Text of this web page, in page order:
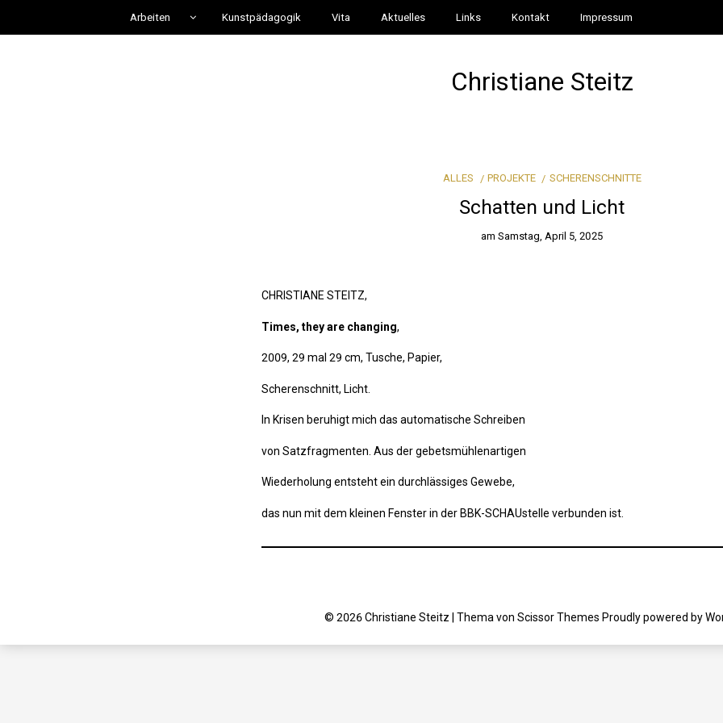
Arbeiten Kunstpädagogik Vita Aktuelles Links Kontakt Impressum
Christiane Steitz
ALLES PROJEKTE SCHERENSCHNITTE
Schatten und Licht
amSamstag, April 5, 2025
CHRISTIANE STEITZ,
Times, they are changing,
2009, 29 mal 29 cm, Tusche, Papier,
Scherenschnitt, Licht.
In Krisen beruhigt mich das automatische Schreiben
von Satzfragmenten. Aus der gebetsmühlenartigen
Wiederholung entsteht ein durchlässiges Gewebe,
das nun mit dem kleinen Fenster in der BBK-SCHAUstelle verbunden ist.
© 2026 Christiane Steitz | Thema von Scissor Themes Proudly powered by